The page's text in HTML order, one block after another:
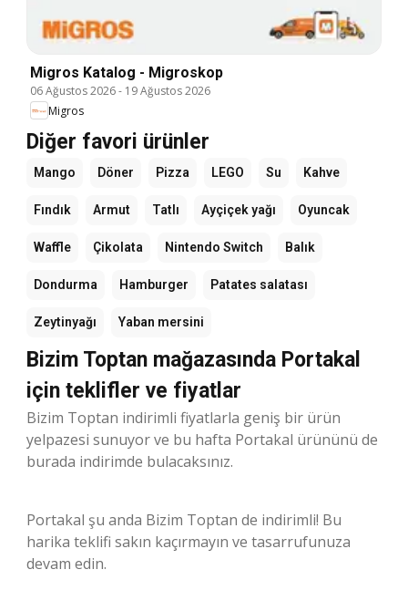
Migros Katalog - Migroskop
06 Ağustos 2026- 19 Ağustos 2026
Migros
Diğer favori ürünler
Mango Döner Pizza LEGO Su Kahve
Fındık Armut Tatlı Ayçiçek yağı Oyuncak
Waffle Çikolata Nintendo Switch Balık
Dondurma Hamburger Patates salatası
Zeytinyağı Yaban mersini
Bizim Toptan mağazasında Portakal
için teklifler ve fiyatlar
Bizim Toptan indirimli fiyatlarla geniş bir ürün
yelpazesi sunuyor ve bu hafta Portakal ürününü de
burada indirimde bulacaksınız.
Portakal şu anda Bizim Toptan de indirimli! Bu
harika teklifi sakın kaçırmayın ve tasarrufunuza
devam edin.